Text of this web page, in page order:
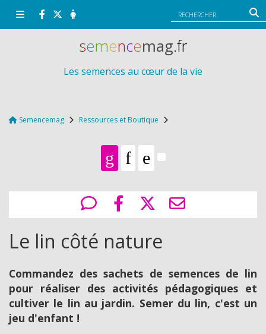
Semencemag Ressources et Boutique
Le lin côté nature
Commandez des sachets de semences de lin
pour réaliser des activités pédagogiques et
cultiver le lin au jardin. Semer du lin, c'est un
jeu d'enfant !
semencemag.fr
Les semences au cœur de la vie
Panneau de gestion des cookies